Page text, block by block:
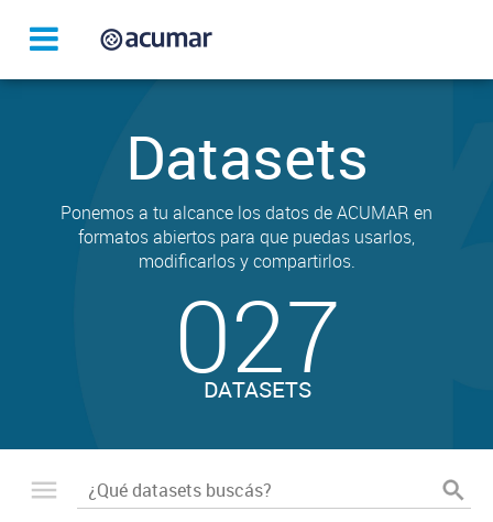
Datasets
Ponemos a tu alcance los datos de ACUMAR en
formatos abiertos para que puedas usarlos,
modificarlos y compartirlos.
027
DATASETS